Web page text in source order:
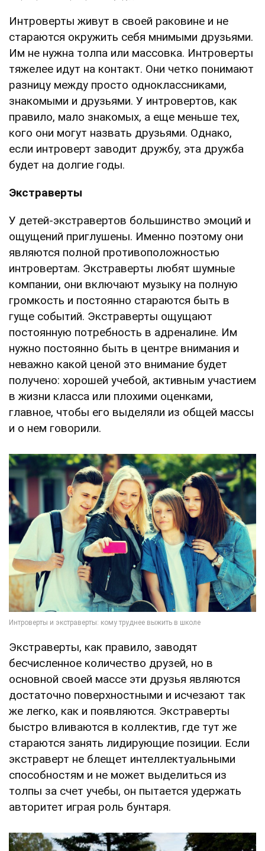
Интроверты живут в своей раковине и не
стараются окружить себя мнимыми друзьями.
Им не нужна толпа или массовка. Интроверты
тяжелее идут на контакт. Они четко понимают
разницу между просто одноклассниками,
знакомыми и друзьями. У интровертов, как
правило, мало знакомых, а еще меньше тех,
кого они могут назвать друзьями. Однако,
если интроверт заводит дружбу, эта дружба
будет на долгие годы.
Экстраверты
У детей-экстравертов большинство эмоций и
ощущений приглушены. Именно поэтому они
являются полной противоположностью
интровертам. Экстраверты любят шумные
компании, они включают музыку на полную
громкость и постоянно стараются быть в
гуще событий. Экстраверты ощущают
постоянную потребность в адреналине. Им
нужно постоянно быть в центре внимания и
неважно какой ценой это внимание будет
получено: хорошей учебой, активным участием
в жизни класса или плохими оценками,
главное, чтобы его выделяли из общей массы
и о нем говорили.
Экстраверты, как правило, заводят
бесчисленное количество друзей, но в
основной своей массе эти друзья являются
достаточно поверхностными и исчезают так
же легко, как и появляются. Экстраверты
быстро вливаются в коллектив, где тут же
стараются занять лидирующие позиции. Если
экстраверт не блещет интеллектуальными
способностям и не может выделиться из
толпы за счет учебы, он пытается удержать
авторитет играя роль бунтаря.